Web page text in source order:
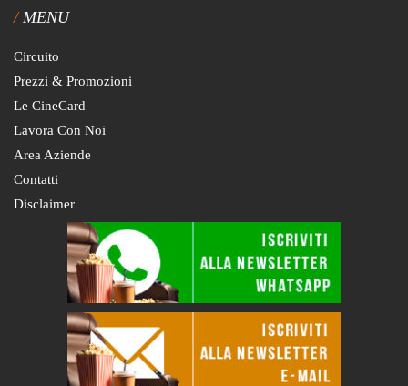
MENU
Circuito
Prezzi & Promozioni
Le CineCard
Lavora Con Noi
Area Aziende
Contatti
Disclaimer